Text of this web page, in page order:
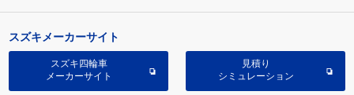
スズキメーカーサイト
スズキ四輪車
メーカーサイト
見積り
シミュレーション